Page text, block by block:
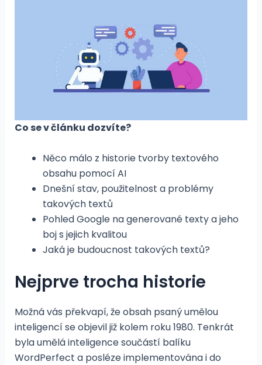
Co se v článku dozvíte?
Něco málo z historie tvorby textového
obsahu pomocí AI
Dnešní stav, použitelnost a problémy
takových textů
Pohled Google na generované texty a jeho
boj s jejich kvalitou
Jaká je budoucnost takových textů?
Nejprve trocha historie
Možná vás překvapí, že obsah psaný umělou
inteligencí se objevil již kolem roku 1980. Tenkrát
byla umělá inteligence součástí balíku
WordPerfect a posléze implementována i do